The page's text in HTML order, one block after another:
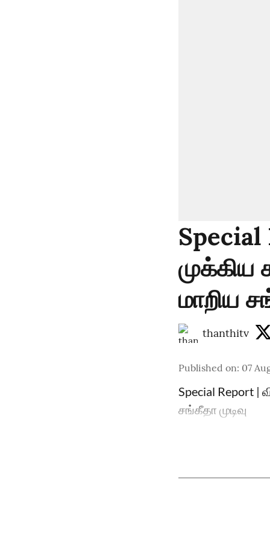
முக்கிய
மாறிய
thanthitv
Published on: 07
Special Report |
சங்கீதா முடிவு